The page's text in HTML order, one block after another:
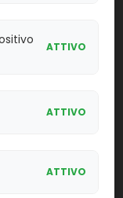
ATTIVO
ATTIVO
ATTIVO